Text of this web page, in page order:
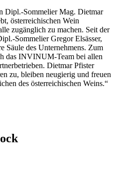
Sommelier Mag. Dietmar
österreichischen Wein
zugänglich zu machen. Seit der
Sommelier Gregor Elsässer,
Säule des Unternehmens. Zum
das INVINUM-Team bei allen
Dietmar Pfister
zu, bleiben neugierig und freuen
des österreichischen Weins.“